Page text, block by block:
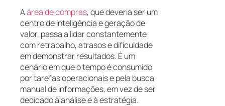
Aárea de compras, que deveria ser um
centro de inteligência e geração de
valor, passa a lidar constantemente
com retrabalho, atrasos e dificuldade
em demonstrar resultados. É um
cenário em que o tempo é consumido
por tarefas operacionais e pela busca
manual de informações, em vez de ser
dedicado à análise e à estratégia.